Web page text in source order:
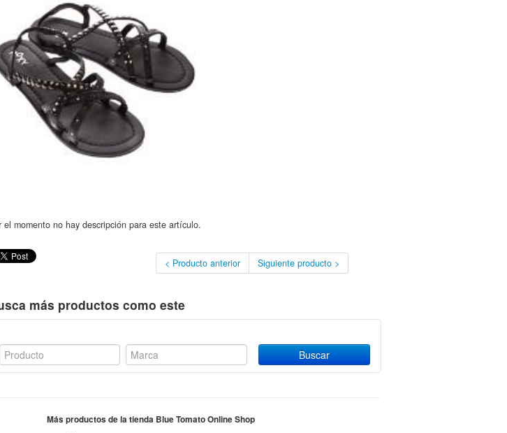
el momento no hay descripción para este artículo.
< Producto anterior Siguiente producto >
más productos como este
Más productos de la tienda Blue Tomato Online Shop